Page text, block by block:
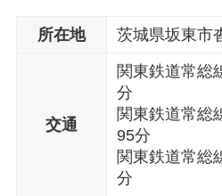
所在地 茨城県坂東市
交通
関東鉄道常総
分
関東鉄道常総
95分
関東鉄道常総
分